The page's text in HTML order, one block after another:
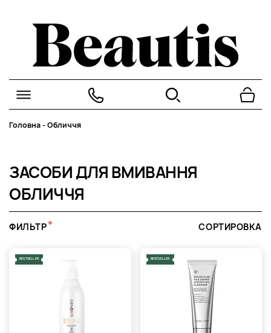
Головна-Обличчя
ЗАСОБИ ДЛЯ ВМИВАННЯ
ОБЛИЧЧЯ
ФИЛЬТР СОРТИРОВКА
BESTSELLER BESTSELLER